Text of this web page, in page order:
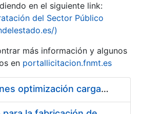
en el siguiente link:
del Sector Público
)
más información y algunos
en portallicitacion.fnmt.es
Pliego condiciones optimización cargas compras firmado